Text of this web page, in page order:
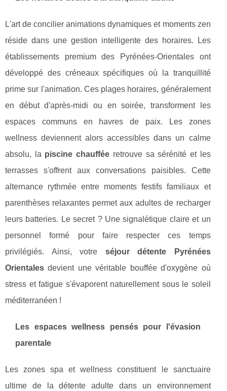
L'art de concilier animations dynamiques et moments zen
réside dans une gestion intelligente des horaires. Les
établissements premium des Pyrénées-Orientales ont
développé des créneaux spécifiques où la tranquillité
prime sur l'animation. Ces plages horaires, généralement
en début d'après-midi ou en soirée, transforment les
espaces communs en havres de paix. Les zones
wellness deviennent alors accessibles dans un calme
absolu, la piscine chauffée retrouve sa sérénité et les
terrasses s'offrent aux conversations paisibles. Cette
alternance rythmée entre moments festifs familiaux et
parenthèses relaxantes permet aux adultes de recharger
leurs batteries. Le secret ? Une signalétique claire et un
personnel formé pour faire respecter ces temps
privilégiés. Ainsi, votre séjour détente Pyrénées
Orientales devient une véritable bouffée d'oxygène où
stress et fatigue s'évaporent naturellement sous le soleil
méditerranéen !
Les espaces wellness pensés pour l'évasion
parentale
Les zones spa et wellness constituent le sanctuaire
ultime de la détente adulte dans un environnement